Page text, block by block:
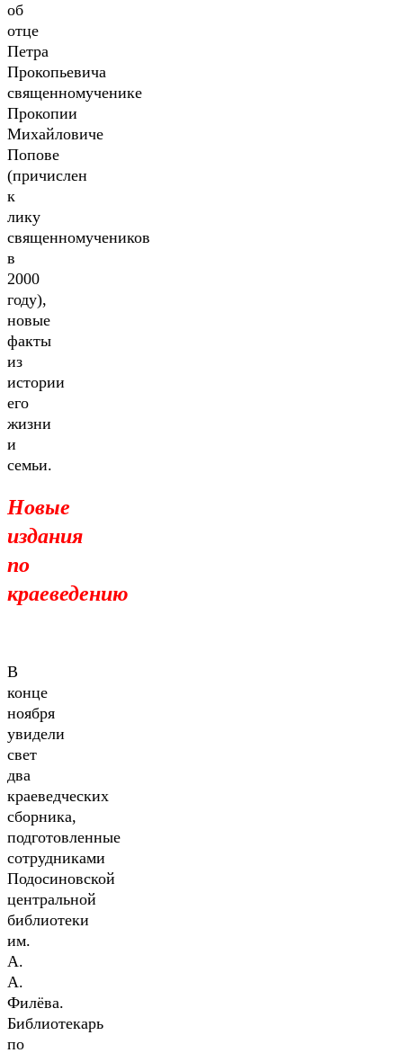
об
отце
Петра
Прокопьевича
священномученике
Прокопии
Михайловиче
Попове
(причислен
к
лику
священномучеников
в
2000
году),
новые
факты
из
истории
его
жизни
и
семьи.
Новые
издания
по
краеведению
В
конце
ноября
увидели
свет
два
краеведческих
сборника,
подготовленные
сотрудниками
Подосиновской
центральной
библиотеки
им.
А.
А.
Филёва.
Библиотекарь
по